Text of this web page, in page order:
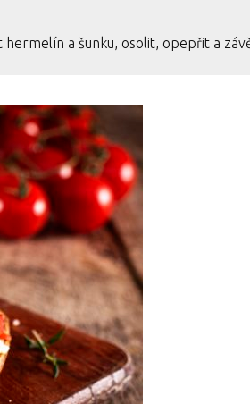
a šunku, osolit, opepřit a